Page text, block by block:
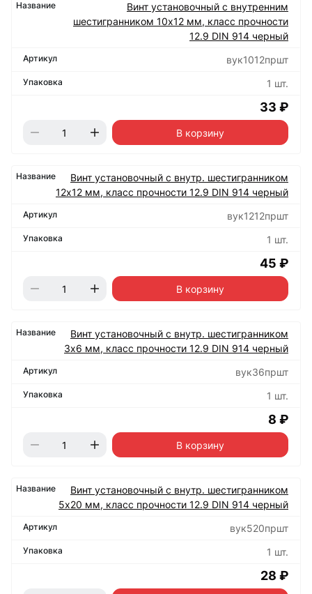
Винт установочный с внутренним
шестигранником 10х12 мм, класс прочности
12.9 DIN 914 черный
вук1012пршт
1 шт.
33 ₽
В корзину
Винт установочный с внутр. шестигранником
12х12 мм, класс прочности 12.9 DIN 914 черный
вук1212пршт
1 шт.
45 ₽
В корзину
Винт установочный с внутр. шестигранником
3х6 мм, класс прочности 12.9 DIN 914 черный
вук36пршт
1 шт.
8 ₽
В корзину
Винт установочный с внутр. шестигранником
5х20 мм, класс прочности 12.9 DIN 914 черный
вук520пршт
1 шт.
28 ₽